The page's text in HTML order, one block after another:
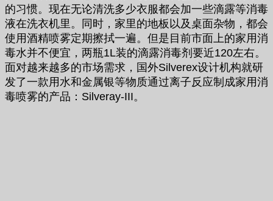
的习惯。现在无论清洗多少衣服都会加一些滴露等消毒
液在洗衣机里。同时，家里的地板以及桌面杂物，都会
使用酒精喷雾定期擦拭一遍。但是目前市面上的家用消
毒水并不便宜，两瓶1L装的滴露消毒剂要近120左右。
面对越来越多的市场需求，国外Silverex设计机构就研
发了一款用水和金属银等物质通过离子反应制成家用消
毒喷雾的产品：Silveray-III。